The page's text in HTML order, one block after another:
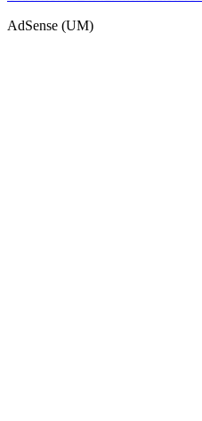
AdSense (UM)